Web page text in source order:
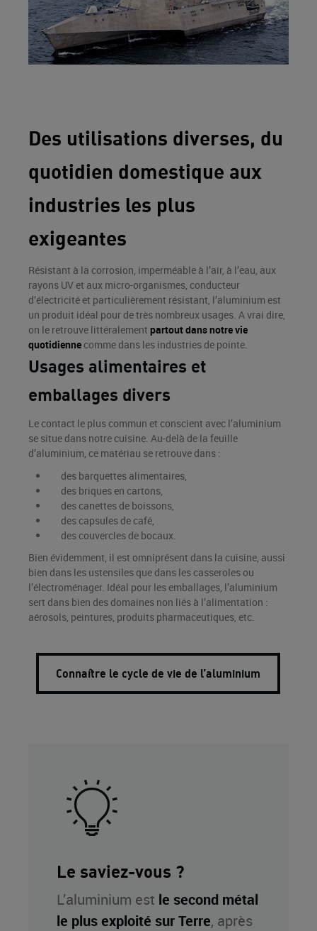
Des utilisations diverses, du
quotidien domestique aux
industries les plus
exigeantes
Résistant à la corrosion, imperméable à l’air, à l’eau, aux
rayons UV et aux micro-organismes, conducteur
d’électricité et particulièrement résistant, l’aluminium est
un produit idéal pour de très nombreux usages. A vrai dire,
on le retrouve littéralement partout dans notre vie
quotidienne comme dans les industries de pointe.
Usages alimentaires et
emballages divers
Le contact le plus commun et conscient avec l’aluminium
se situe dans notre cuisine. Au-delà de la feuille
d’aluminium, ce matériau se retrouve dans :
des barquettes alimentaires,
des briques en cartons,
des canettes de boissons,
des capsules de café,
des couvercles de bocaux.
Bien évidemment, il est omniprésent dans la cuisine, aussi
bien dans les ustensiles que dans les casseroles ou
l’électroménager. Idéal pour les emballages, l’aluminium
sert dans bien des domaines non liés à l’alimentation :
aérosols, peintures, produits pharmaceutiques, etc.
Connaître le cycle de vie de l’aluminium
Le saviez-vous ?
L’aluminium est le second métal
le plus exploité sur Terre, après